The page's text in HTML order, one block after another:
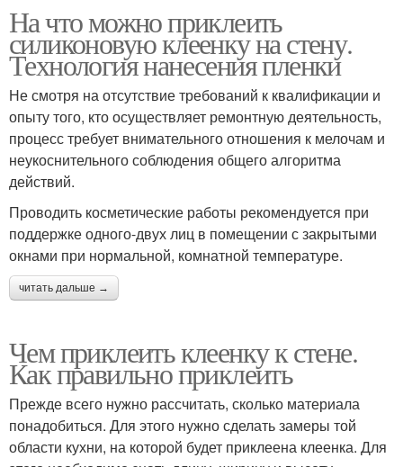
На что можно приклеить
силиконовую клеенку на стену.
Технология нанесения пленки
Не смотря на отсутствие требований к квалификации и
опыту того, кто осуществляет ремонтную деятельность,
процесс требует внимательного отношения к мелочам и
неукоснительного соблюдения общего алгоритма
действий.
Проводить косметические работы рекомендуется при
поддержке одного-двух лиц в помещении с закрытыми
окнами при нормальной, комнатной температуре.
читать дальше →
Чем приклеить клеенку к стене.
Как правильно приклеить
Прежде всего нужно рассчитать, сколько материала
понадобиться. Для этого нужно сделать замеры той
области кухни, на которой будет приклеена клеенка. Для